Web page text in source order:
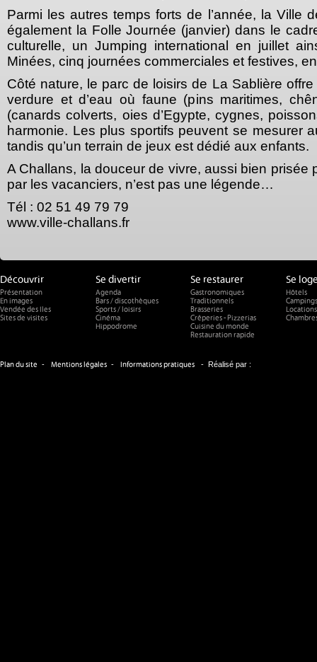
Parmi les autres temps forts de l’année, la Ville
également la Folle Journée (janvier) dans le
culturelle, un Jumping international en juillet
Minées, cinq journées commerciales et festives,
Côté nature, le parc de loisirs de La Sablière
verdure et d’eau où faune (pins maritimes,
(canards colverts, oies d’Egypte, cygnes,
harmonie. Les plus sportifs peuvent se mesurer
tandis qu’un terrain de jeux est dédié aux enfants.
A Challans, la douceur de vivre, aussi bien prisée
par les vacanciers, n’est pas une légende…
Tél : 02 51 49 79 79
www.ville-challans.fr
Découvrir
Présentation
En images
Vendée des Iles
Sites de visites
Se divertir
Agenda
Bars / discothèques
Sports / loisirs
Cinéma
Hippodrome
Se restaurer
Gastronomiques
Traditionnels
Brasseries
Crêperies - Pizzerias
Cuisine du monde
Restauration rapide
Se
Hôtels
Plan du site - Mentions légales - Informations pratiques - Réalisé par :